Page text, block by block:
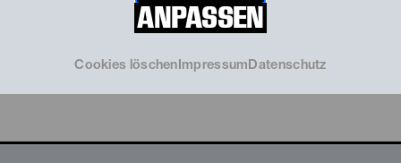
ANPASSEN
Cookies löschen Impressum Datenschutz